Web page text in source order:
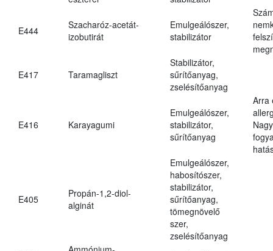
E444
Szacharóz-acetát-
izobutirát
Emulgeálószer,
stabilizátor
E417 Taramagliszt
Stabilizátor,
sűrítőanyag,
zselésítőanyag
E416 Karayagumi
Emulgeálószer,
stabilizátor,
sűrítőanyag
Arra
E405
Propán-1,2-diol-
alginát
Emulgeálószer,
habosítószer,
stabilizátor,
sűrítőanyag,
tömegnövelő
szer,
zselésítőanyag